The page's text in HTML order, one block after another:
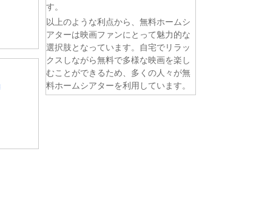
す。
以上のような利点から、無料ホームシ
アターは映画ファンにとって魅力的な
選択肢となっています。自宅でリラッ
クスしながら無料で多様な映画を楽し
むことができるため、多くの人々が無
料ホームシアターを利用しています。